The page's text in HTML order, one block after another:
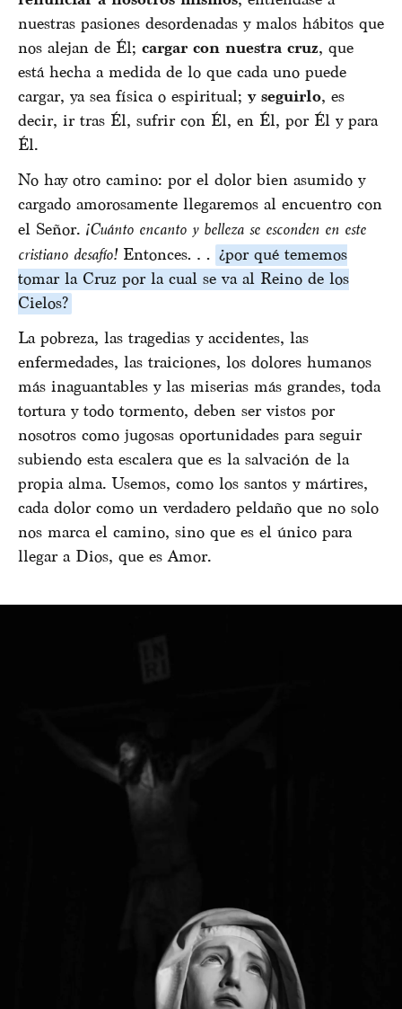
nuestras pasiones desordenadas y malos hábitos que
nos alejan de Él; cargar con nuestra cruz, que
está hecha a medida de lo que cada uno puede
cargar, ya sea física o espiritual; y seguirlo, es
decir, ir tras Él, sufrir con Él, en Él, por Él y para
Él.
No hay otro camino: por el dolor bien asumido y
cargado amorosamente llegaremos al encuentro con
el Señor. ¡Cuánto encanto y belleza se esconden en este
cristiano desafío!Entonces… ¿por qué tememos
tomar la Cruz por la cual se va al Reino de los
Cielos?
La pobreza, las tragedias y accidentes, las
enfermedades, las traiciones, los dolores humanos
más inaguantables y las miserias más grandes, toda
tortura y todo tormento, deben ser vistos por
nosotros como jugosas oportunidades para seguir
subiendo esta escalera que es la salvación de la
propia alma. Usemos, como los santos y mártires,
cada dolor como un verdadero peldaño que no solo
nos marca el camino, sino que es el único para
llegar a Dios, que es Amor.